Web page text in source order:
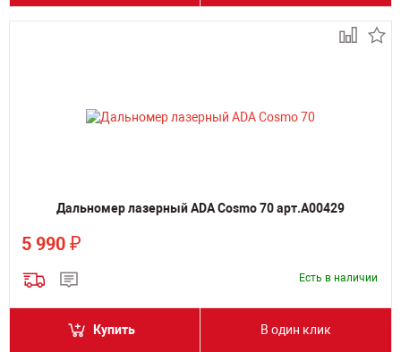
Дальномер лазерный ADA Cosmo 70 арт.А00429
5 990 ₽
Есть в наличии
Купить В один клик